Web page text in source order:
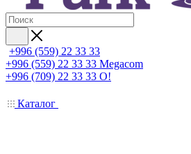
+996 (559) 22 33 33
+996 (559) 22 33 33 Megacom
+996 (709) 22 33 33 O!
Каталог